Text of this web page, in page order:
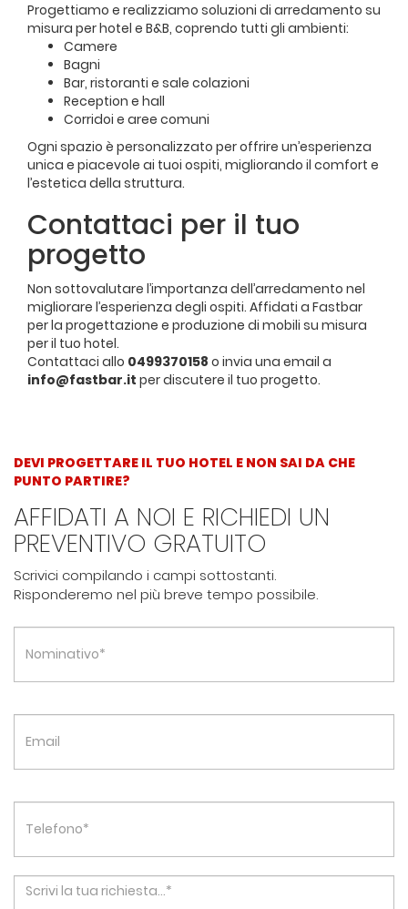
Progettiamo e realizziamo soluzioni di arredamento su
misura per hotel e B&B, coprendo tutti gli ambienti:
Camere
Bagni
Bar, ristoranti e sale colazioni
Reception e hall
Corridoi e aree comuni
Ogni spazio è personalizzato per offrire un’esperienza
unica e piacevole ai tuoi ospiti, migliorando il comfort e
l’estetica della struttura.
Contattaci per il tuo
progetto
Non sottovalutare l’importanza dell’arredamento nel
migliorare l’esperienza degli ospiti. Affidati a Fastbar
per la progettazione e produzione di mobili su misura
per il tuo hotel.
Contattaci allo 0499370158 o invia una email a
info@fastbar.it per discutere il tuo progetto.
DEVI PROGETTARE IL TUO HOTEL E NON SAI DA CHE
PUNTO PARTIRE?
AFFIDATI A NOI E RICHIEDI UN
PREVENTIVO GRATUITO
Scrivici compilando i campi sottostanti.
Risponderemo nel più breve tempo possibile.